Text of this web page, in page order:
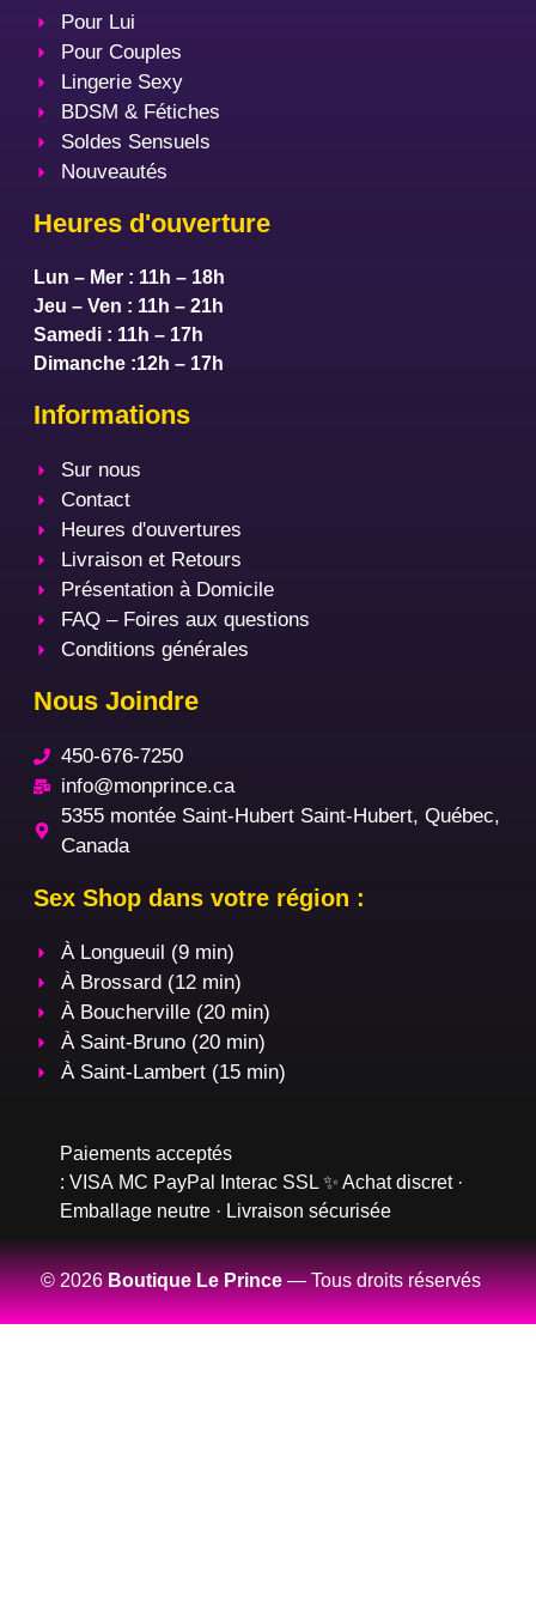
Pour Lui
Pour Couples
Lingerie Sexy
BDSM & Fétiches
Soldes Sensuels
Nouveautés
Heures d'ouverture
Lun – Mer : 11h – 18h
Jeu – Ven : 11h – 21h
Samedi : 11h – 17h
Dimanche :12h – 17h
Informations
Sur nous
Contact
Heures d'ouvertures
Livraison et Retours
Présentation à Domicile
FAQ – Foires aux questions
Conditions générales
Nous Joindre
450-676-7250
info@monprince.ca
5355 montée Saint-Hubert Saint-Hubert, Québec,
Canada
Sex Shop dans votre région :
À Longueuil (9 min)
À Brossard (12 min)
À Boucherville (20 min)
À Saint-Bruno (20 min)
À Saint-Lambert (15 min)
Paiements acceptés
: VISA MC PayPal Interac SSL ✨ Achat discret ·
Emballage neutre · Livraison sécurisée
© 2026Boutique Le Prince— Tous droits réservés